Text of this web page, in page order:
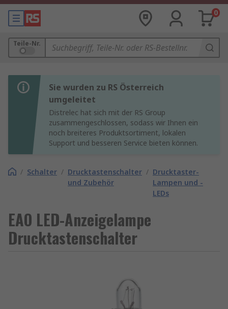
0
Teile-Nr.
Sie wurden zu RS Österreich
umgeleitet
Distrelec hat sich mit der RS Group
zusammengeschlossen, sodass wir Ihnen ein
noch breiteres Produktsortiment, lokalen
Support und besseren Service bieten können.
/ Schalter / Drucktastenschalter
und Zubehör
/ Drucktaster-
Lampen und -
LEDs
EAO LED-Anzeigelampe
Drucktastenschalter